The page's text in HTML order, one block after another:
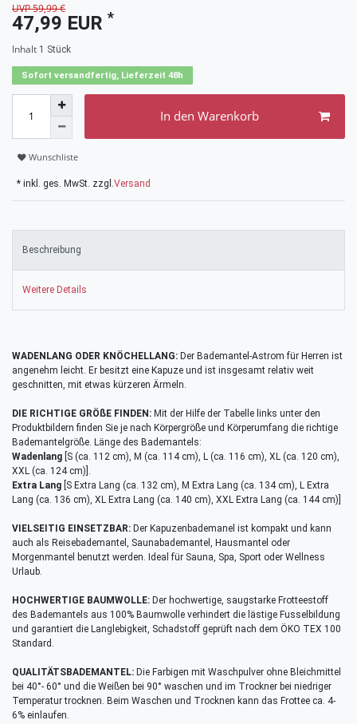
UVP 59,99 €
47,99 EUR *
Inhalt 1 Stück
Sofort versandfertig, Lieferzeit 48h
In den Warenkorb
Wunschliste
* inkl. ges. MwSt. zzgl. Versand
Beschreibung
Weitere Details
WADENLANG ODER KNÖCHELLANG: Der Bademantel-Astrom für Herren ist
angenehm leicht. Er besitzt eine Kapuze und ist insgesamt relativ weit
geschnitten, mit etwas kürzeren Ärmeln.
DIE RICHTIGE GRÖßE FINDEN: Mit der Hilfe der Tabelle links unter den
Produktbildern finden Sie je nach Körpergröße und Körperumfang die richtige
Bademantelgröße. Länge des Bademantels:
Wadenlang [S (ca. 112 cm), M (ca. 114 cm), L (ca. 116 cm), XL (ca. 120 cm),
XXL (ca. 124 cm)].
Extra Lang [S Extra Lang (ca. 132 cm), M Extra Lang (ca. 134 cm), L Extra
Lang (ca. 136 cm), XL Extra Lang (ca. 140 cm), XXL Extra Lang (ca. 144 cm)]
VIELSEITIG EINSETZBAR: Der Kapuzenbademanel ist kompakt und kann
auch als Reisebademantel, Saunabademantel, Hausmantel oder
Morgenmantel benutzt werden. Ideal für Sauna, Spa, Sport oder Wellness
Urlaub.
HOCHWERTIGE BAUMWOLLE: Der hochwertige, saugstarke Frotteestoff
des Bademantels aus 100% Baumwolle verhindert die lästige Fusselbildung
und garantiert die Langlebigkeit, Schadstoff geprüft nach dem ÖKO TEX 100
Standard.
QUALITÄTSBADEMANTEL: Die Farbigen mit Waschpulver ohne Bleichmittel
bei 40°- 60° und die Weißen bei 90° waschen und im Trockner bei niedriger
Temperatur trocknen. Beim Waschen und Trocknen kann das Frottee ca. 4-
6% einlaufen.